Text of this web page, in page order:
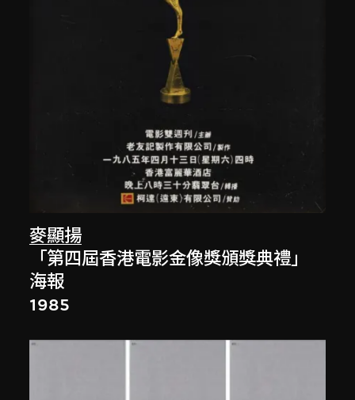
麥顯揚
「第四屆香港電影金像獎頒獎典禮」
海報
1985